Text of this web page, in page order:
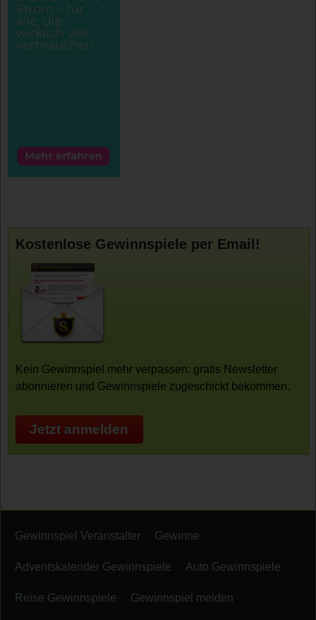
Kostenlose Gewinnspiele per Email!
Kein Gewinnspiel mehr verpassen: gratis Newsletter
abonnieren und Gewinnspiele zugeschickt bekommen.
Jetzt anmelden
Gewinnspiel Veranstalter Gewinne
Adventskalender Gewinnspiele Auto Gewinnspiele
Reise Gewinnspiele Gewinnspiel melden